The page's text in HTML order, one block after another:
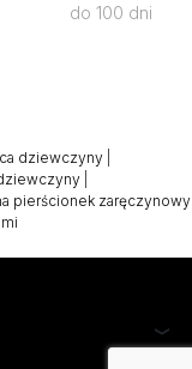
do 100 dni
dziewczyny
pierścionek zaręczynowy